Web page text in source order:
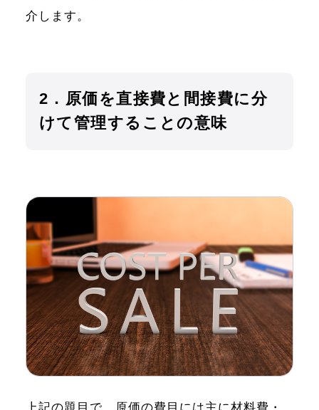
介します。
2．原価を直接費と間接費に分
けて管理することの意味